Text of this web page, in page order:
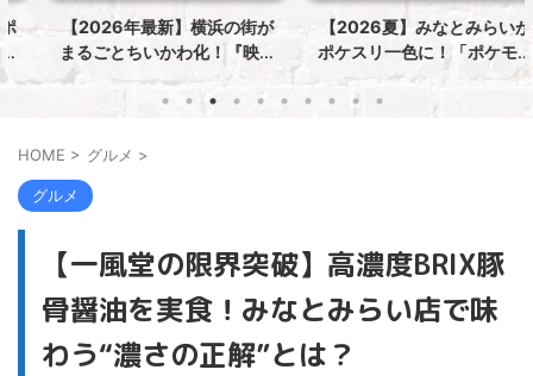
【2026年最新】横浜の街が
まるごとちいかわ化！『映画
ちいかわ 人魚の島のひみつ』
in 横浜市コラボ完全攻略ガイ
【2026夏】みなとみらいが
ポケスリ一色に！「ポケモン
ねがおリサーチ」の見どこ
ろ・イベント情報まとめ
HOME > グルメ >
グルメ
【一風堂の限界突破】高濃度BRIX豚
骨醤油を実食！みなとみらい店で味
わう“濃さの正解”とは？